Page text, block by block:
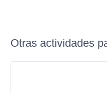
Otras actividades